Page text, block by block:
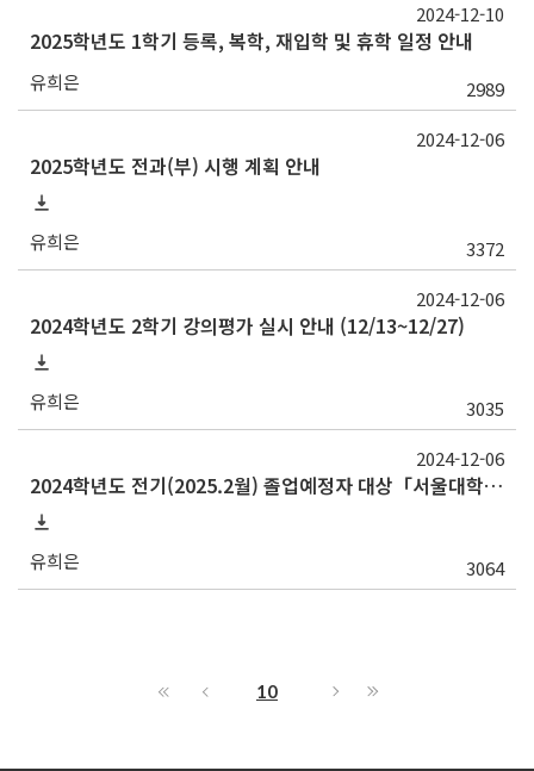
2025학년도 1학기 등록, 복학, 재입학 및 휴학 일정 안내
유희은 2989
2024-12-10
2025학년도 전과(부) 시행 계획 안내
유희은 3372
2024-12-06
2024학년도 2학기 강의평가 실시 안내 (12/13~12/27)
유희은 3035
2024-12-06
2024학년도 전기(2025.2월) 졸업예정자 대상「서울대학교 교과인증과정」이수 신청 안내
유희은 3064
2024-12-06
10